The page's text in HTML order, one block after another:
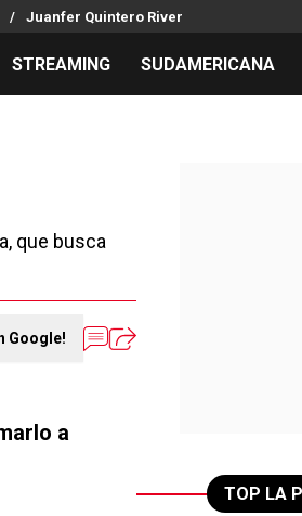
Juanfer Quintero River
Pronósticos
STREAMING SUDAMERICANA
que busca
Google!
a
TOP LA